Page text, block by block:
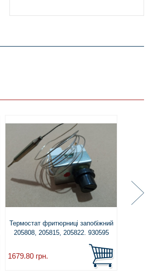
Термостат фритюрниці запобіжний
205808, 205815, 205822. 930595
1679.80 грн.